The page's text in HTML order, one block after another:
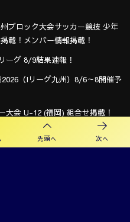
先頭へ 次へ
ブロック大会サッカー競技 少年
載！メンバー情報掲載！
ーグ 8/9結果速報！
（Iリーグ九州）8/6～8開催予
大会 U-12 (福岡) 組合せ掲載！
選手権大会 兼 第48回皇后杯九州